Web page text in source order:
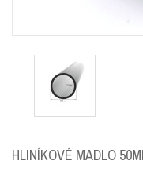
HLINÍKOVÉ MADLO